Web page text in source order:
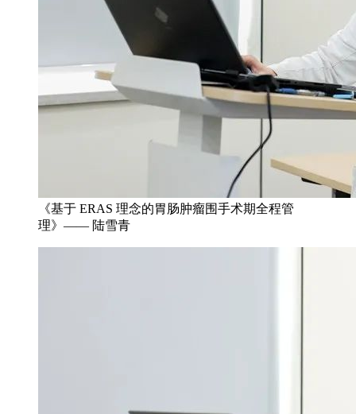
《基于 ERAS 理念的胃肠肿瘤围手术期全程管
理》—— 陆雪青